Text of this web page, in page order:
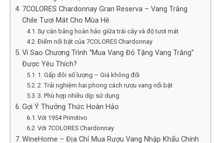
7COLORES Chardonnay Gran Reserva – Vang Trắng
Chile Tươi Mát Cho Mùa Hè
Sự cân bằng hoàn hảo giữa trái cây và độ tươi mát
Điểm nổi bật của 7COLORES Chardonnay
Vì Sao Chương Trình “Mua Vang Đỏ Tặng Vang Trắng”
Được Yêu Thích?
1. Gấp đôi số lượng – Giá không đổi
2. Trải nghiệm hai phong cách rượu vang nổi bật
3. Phù hợp nhiều dịp sử dụng
Gợi Ý Thưởng Thức Hoàn Hảo
Với 1954 Primitivo
Với 7COLORES Chardonnay
WineHome – Địa Chỉ Mua Rượu Vang Nhập Khẩu Chính